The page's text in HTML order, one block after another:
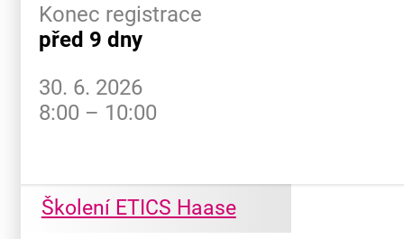
Konec registrace
před 9 dny
30. 6. 2026
8:00 – 10:00
Školení ETICS Haase